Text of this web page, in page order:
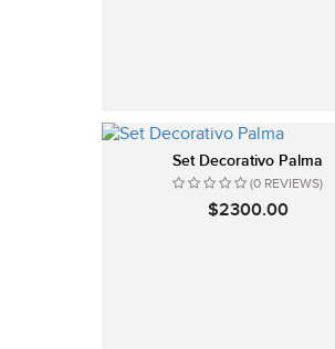
Set Decorativo Palma
(0 REVIEWS)
$2300.00